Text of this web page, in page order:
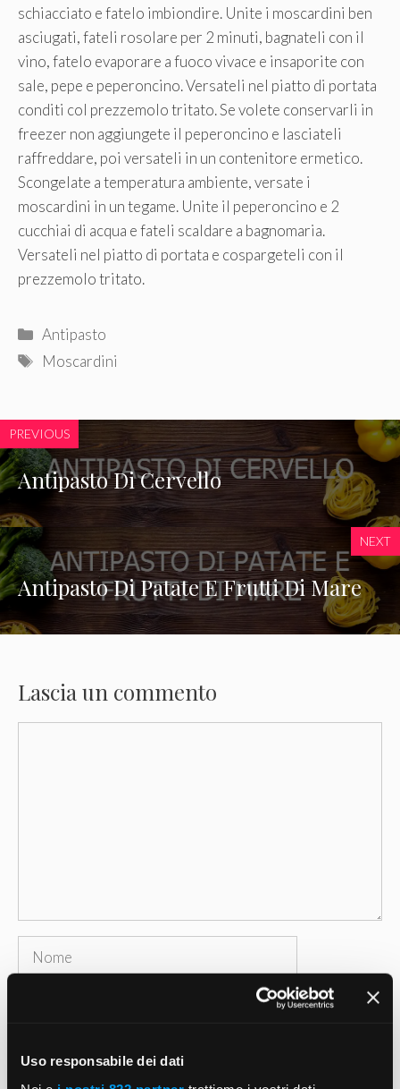
Uso responsabile dei dati
schiacciato e fatelo imbiondire. Unite i moscardini ben
asciugati, fateli rosolare per 2 minuti, bagnateli con il
vino, fatelo evaporare a fuoco vivace e insaporite con
sale, pepe e peperoncino. Versateli nel piatto di portata
conditi col prezzemolo tritato. Se volete conservarli in
freezer non aggiungete il peperoncino e lasciateli
raffreddare, poi versateli in un contenitore ermetico.
Scongelate a temperatura ambiente, versate i
moscardini in un tegame. Unite il peperoncino e 2
cucchiai di acqua e fateli scaldare a bagnomaria.
Versateli nel piatto di portata e cospargeteli con il
prezzemolo tritato.
Categorie
Antipasto
Tag
Moscardini
PREVIOUS
Antipasto Di Cervello
NEXT
Antipasto Di Patate E Frutti Di Mare
Lascia un commento
Nome